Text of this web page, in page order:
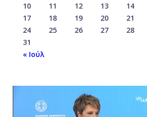
10
11 12 13 14
17
18 19 20 21
24
25 26 27 28
31
« Ιούλ